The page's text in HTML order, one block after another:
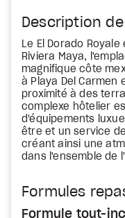
Description
Le El Dorado
Riviera Maya,
magnifique côte
à Playa Del Carmen
proximité à des
complexe hôtelier
d'équipements
être et un service
créant ainsi une
dans l'ensemble de
Formules
Formule tout-